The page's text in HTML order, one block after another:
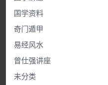
国学资料
奇门遁甲
易经风水
曾仕强讲座
未分类